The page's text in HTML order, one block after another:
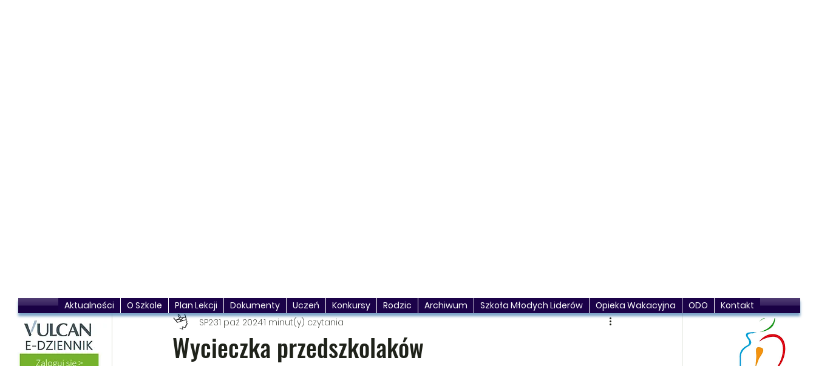
Wycieczka przedszkolaków
SP231 paź 20241 minut(y) czytania
Aktualności O Szkole Plan Lekcji Dokumenty Uczeń Konkursy Rodzic Archiwum Szkoła Młodych Liderów Opieka Wakacyjna ODO Kontakt